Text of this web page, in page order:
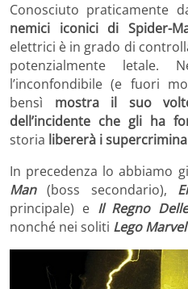
Conosciuto praticamente
nemici iconici di Spider-
elettrici è in grado di
potenzialmente letale.
l’inconfondibile (e fuori
bensì mostra il suo
dell’incidente che gli ha
storia libererà i
In precedenza lo abbiamo
Man(boss secondario),
principale) e Il Regno
nonché nei soliti Lego